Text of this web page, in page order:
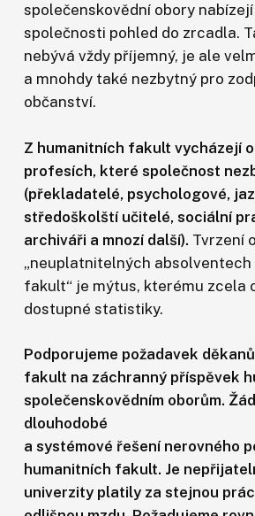
společenskovědní obory
společnosti pohled do zrcadla.
nebývá vždy příjemný, je ale
a mnohdy také nezbytný pro
občanství.
Z humanitních fakult vycházejí
profesích, které společnost
(překladatelé, psychologové,
středoškolští učitelé, sociální
archiváři a mnozí další). Tvrzení o
„neuplatnitelných
fakult“ je mýtus, kterému zcela
dostupné statistiky.
Podporujeme požadavek
fakult na záchranný příspěvek
společenskovědním oborům.
dlouhodobé
a systémové řešení nerovného
humanitních fakult. Je
univerzity platily za stejnou